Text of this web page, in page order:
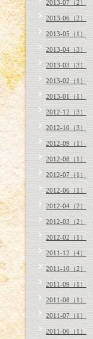
2013-07（2）
2013-06（2）
2013-05（1）
2013-04（3）
2013-03（3）
2013-02（1）
2013-01（1）
2012-12（3）
2012-10（3）
2012-09（1）
2012-08（1）
2012-07（1）
2012-06（1）
2012-04（2）
2012-03（2）
2012-02（1）
2011-12（4）
2011-10（2）
2011-09（1）
2011-08（1）
2011-07（1）
2011-06（1）